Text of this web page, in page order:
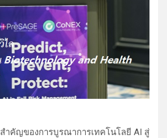
ำคัญของการบูรณาการเทคโนโลยี AI สู่